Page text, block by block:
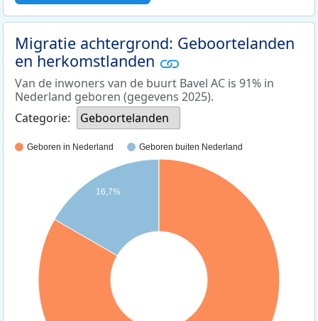
Migratie achtergrond: Geboortelanden
en herkomstlanden
Van de inwoners van de buurt Bavel AC is 91% in
Nederland geboren (gegevens 2025).
Categorie:
Geboortelanden
Geboren in Nederland Geboren buiten Nederland
16,7%